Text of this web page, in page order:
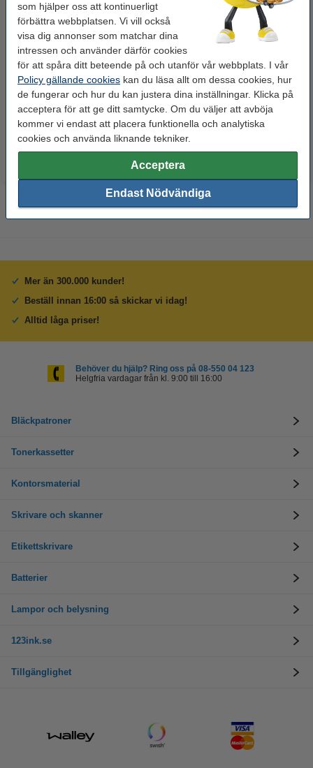
som hjälper oss att kontinuerligt
förbättra webbplatsen. Vi vill också
visa dig annonser som matchar dina
intressen och använder därför cookies
för att spåra ditt beteende på och utanför vår webbplats. I vår
Policy gällande cookies kan du läsa allt om dessa cookies, hur
de fungerar och hur du kan justera dina inställningar. Klicka på
acceptera för att ge ditt samtycke. Om du väljer att avböja
kommer vi endast att placera funktionella och analytiska
cookies och använda liknande tekniker.
Acceptera
Endast Nödvändiga
Häftklammer 26/6 | 123ink
galvaniserade | 1.000st
12 kr Inkl. 25% Moms
Klammerborttagare | Rapid C1 |
för Nr 24 + Nr 26
25 kr Inkl. 25% Moms
Mer än 300.000 kunder!
Beställ innan 16:00 så skickar vi idag!
Alltid låga priser!
Behöver du hjälp? Ring oss på 08-550 04 123
Helgfria vardagar från kl. 9:00 till 16:00
Bläckpatroner
Tonerkassetter
Kontorsmaterial
Skrivare och skanner
Etikettskrivare
Batterier
Lampor och belysning
123ink.se
Tillgänglighet